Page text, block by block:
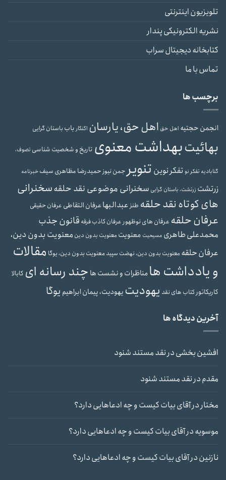
تلویزیون اینترنتی
نشریه الکترونیکی پندار
کتابخانه دیجیتال سراب
تماس با ما
برچسب ها
انجمن حجتیه اهل حق اهل حق، یارسان اکنکارباب باستان گرایی
بهائیتبهداشت معنوی تاریخ و شخصیت شناسی تصوف،
گنابادیه تفکر نوتفکر نوین تنویر جمن نیوزحمیدرضا مظاهری سیفخبرنامه
زرتشت زرتشت، باستان گرایی سخنرانی موضوعی نقد حلقهسخنرانی
های کوتاه نقد حلقه طنزعبدالبهاعرفان التقاطی عرفان حقیقی
عرفان حلقه عرفان های نوظهورعرفان کاذبفرقه قانون جذب
محمدعلی طاهری مسیحیت معنویت معنویت بدون دین معنویت بدون دین،
عرفان حلقه معنویت بدون دین، نهضت سپیدمعنویت بدون دین، یوگا مقالات
و یادداشت هامناظرات و نشست ها چند رسانه ای کابالا
کاریکاتورکتاب های نقد یهودیت یهودیت، پیمان ابراهیم یوگا
آخرین دیدگاه ها
افشین بخشیدرنقد مستند شنود
مقدمدرنقد مستند شنود
مختاردرآقای بیات کیست و چه ادعاهایی دارد؟
موسویهدرآقای بیات کیست و چه ادعاهایی دارد؟
نازنیندرآقای بیات کیست و چه ادعاهایی دارد؟